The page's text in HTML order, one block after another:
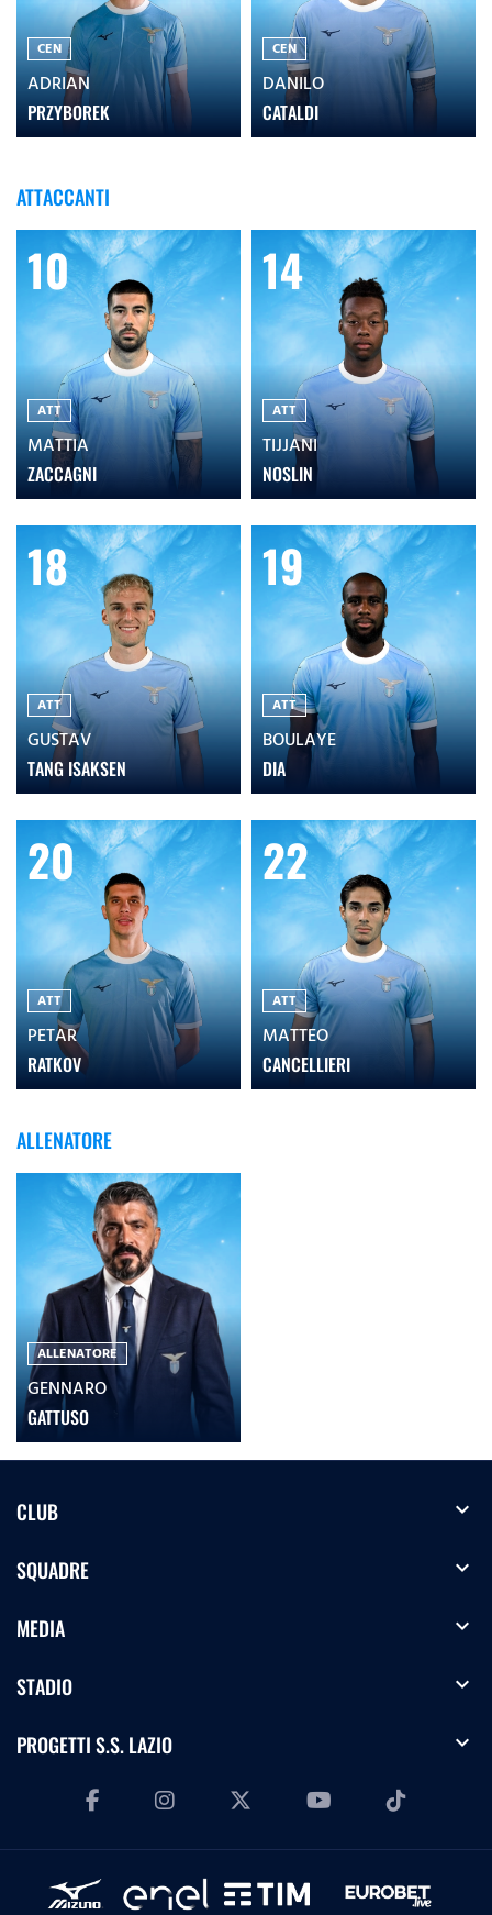
CEN
ADRIAN
PRZYBOREK
CEN
DANILO
CATALDI
ATTACCANTI
10
ATT
MATTIA
ZACCAGNI
14
ATT
TIJJANI
NOSLIN
18
ATT
GUSTAV
TANG ISAKSEN
19
ATT
BOULAYE
DIA
20
ATT
PETAR
RATKOV
22
ATT
MATTEO
CANCELLIERI
ALLENATORE
ALLENATORE
GENNARO
GATTUSO
CLUB expand_more
SQUADRE expand_more
MEDIA expand_more
STADIO expand_more
PROGETTI S.S. LAZIO expand_more